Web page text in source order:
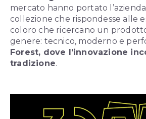
mercato hanno portato
collezione che rispondesse alle
coloro che ricercano un
genere: tecnico, moderno e
Forest, dove l'innovazione
tradizione.